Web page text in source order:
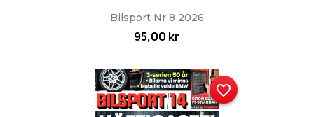
Bilsport Nr 8 2026
95,00 kr
favorite_border